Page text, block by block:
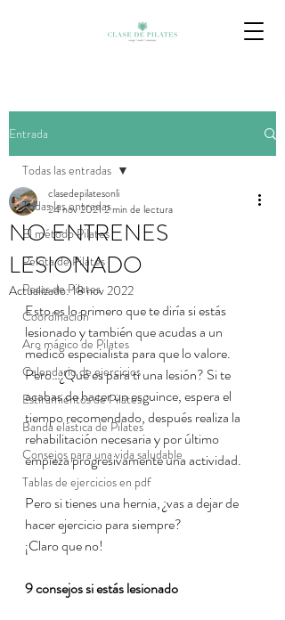
Entrada
Todas las entradas
El método Pilates
Pelota de Pilates
Pesas de Pilates
Coordinación
Aro mágico de Pilates
Calendario de ejercicios
Estiramientos de Pilates
Banda elástica de Pilates
Consejos para una vida saludable
Tablas de ejercicios en pdf
Todas las entradas
NO ENTRENES
LESIONADO
clasedepilatesonli
24 nov 2021 2 min de lectura
Actualizado:18 nov 2022
Esto es lo primero que te diría si estás
lesionado y también que acudas a un
médico especialista para que lo valore.
Pero…¿Qué es para ti una lesión? Si te
acabas de hacer un esguince, espera el
tiempo recomendado, después realiza la
rehabilitación necesaria y por último
empieza progresivamente una actividad.
Pero si tienes una hernia, ¿vas a dejar de
hacer ejercicio para siempre?
¡Claro que no!
9 consejos si estás lesionado